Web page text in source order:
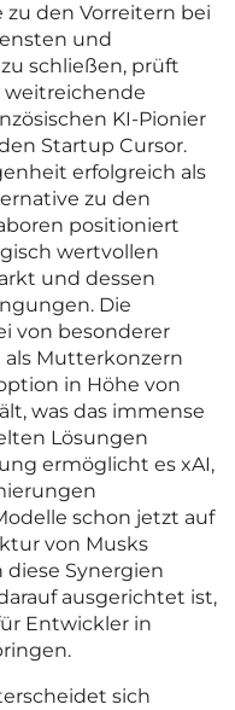
den Vorreitern bei
und
schließen, prüft
weitreichende
KI-Pionier
Startup Cursor.
erfolgreich als
zu den
positioniert
wertvollen
und dessen
Die
von besonderer
als Mutterkonzern
in Höhe von
was das immense
Lösungen
ermöglicht es xAI,
schon jetzt auf
von Musks
Synergien
ausgerichtet ist,
Entwickler in
sich